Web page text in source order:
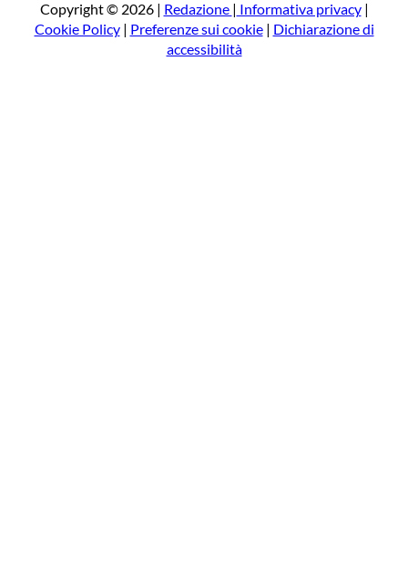
a
Copyright © 2026 | Redazione | Informativa privacy|
Cookie Policy| Preferenze sui cookie| Dichiarazione di
accessibilità